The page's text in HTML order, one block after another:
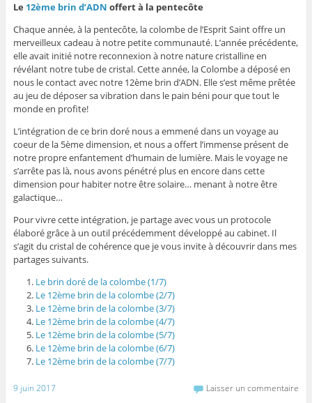
Le 12ème brin d’ADN offert à la pentecôte
Chaque année, à la pentecôte, la colombe de l’Esprit Saint offre un
merveilleux cadeau à notre petite communauté. L’année précédente,
elle avait initié notre reconnexion à notre nature cristalline en
révélant notre tube de cristal. Cette année, la Colombe a déposé en
nous le contact avec notre 12ème brin d’ADN. Elle s’est même prêtée
au jeu de déposer sa vibration dans le pain béni pour que tout le
monde en profite!
L’intégration de ce brin doré nous a emmené dans un voyage au
coeur de la 5ème dimension, et nous a offert l’immense présent de
notre propre enfantement d’humain de lumière. Mais le voyage ne
s’arrête pas là, nous avons pénétré plus en encore dans cette
dimension pour habiter notre être solaire… menant à notre être
galactique…
Pour vivre cette intégration, je partage avec vous un protocole
élaboré grâce à un outil précédemment développé au cabinet. Il
s’agit du cristal de cohérence que je vous invite à découvrir dans mes
partages suivants.
Le brin doré de la colombe (1/7)
Le 12ème brin de la colombe (2/7)
Le 12ème brin de la colombe (3/7)
Le 12ème brin de la colombe (4/7)
Le 12ème brin de la colombe (5/7)
Le 12ème brin de la colombe (6/7)
Le 12ème brin de la colombe (7/7)
9 juin 2017 Laisser un commentaire